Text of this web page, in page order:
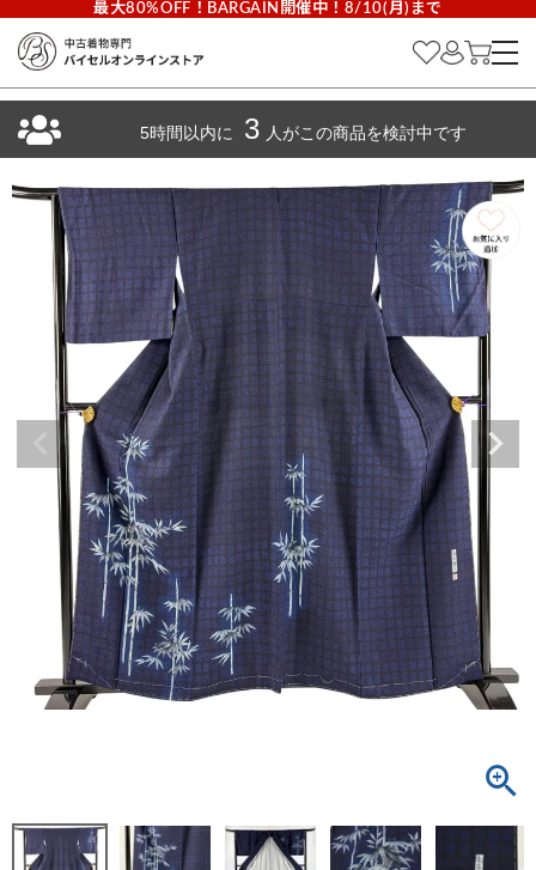
最大80%OFF！BARGAIN開催中！8/10(月)まで
5時間以内に 3 人がこの商品を検討中です